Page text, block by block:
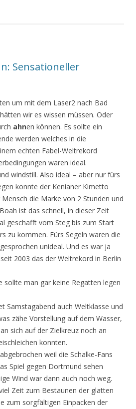
Sensationeller
um mit dem Laser2 nach Bad
wir es wissen müssen. Oder
ahnen können. Es sollte ein
werden welches in die
echten Fabel-Weltrekord
waren ideal.
windstill. Also ideal – aber nur fürs
konnte der Kenianer Kimetto
die Marke von 2 Stunden und
ist das schnell, in dieser Zeit
geschafft vom Steg bis zum Start
zu kommen. Fürs Segeln waren die
unideal. Und es war ja
2003 das der Weltrekord in Berlin
sollte man gar keine Regatten legen
Samstagabend auch Weltklasse und
zähe Vorstellung auf dem Wasser,
sich auf der Zielkreuz noch an
konnten.
weil die Schalke-Fans
Spiel gegen Dortmund sehen
Wind war dann auch noch weg.
Zeit zum Bestaunen der glatten
zum sorgfältigen Einpacken der